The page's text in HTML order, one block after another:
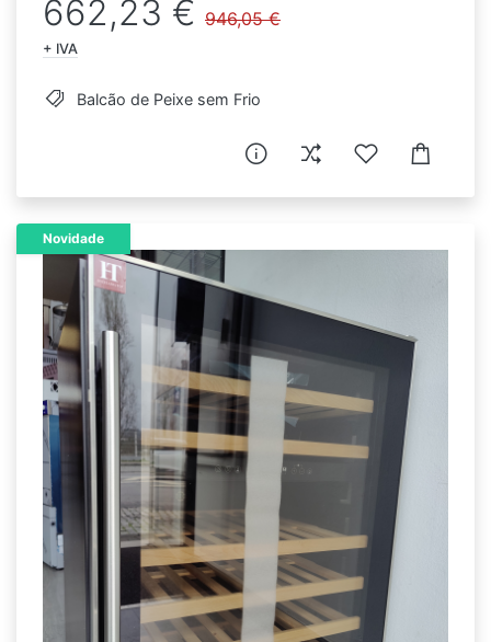
662,23 € 946,05 €
+ IVA
Balcão de Peixe sem Frio
Novidade